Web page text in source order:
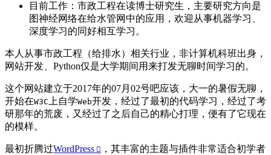
目前工作：市政工程在读博士研究生，主要研究方向是
图神经网络在给水管网中的应用，欢迎从事机器学习、
深度学习的同好相互学习。
本人从事市政工程（给排水）相关行业，非计算机科班出身，
网站开发、Python仅是大学期间用来打发无聊时间学习的。
这个网站建立于2017年的07月02号吧应该，大一的暑假无聊，
开始在W3C 上自学Web开发，经过了最初的代码学习，经过了考
研那年的荒废，又经过了之后自己的精心打理，便有了它现在
的模样。
最初折腾过WordPress
，其丰富的主题与插件非常适合初学者